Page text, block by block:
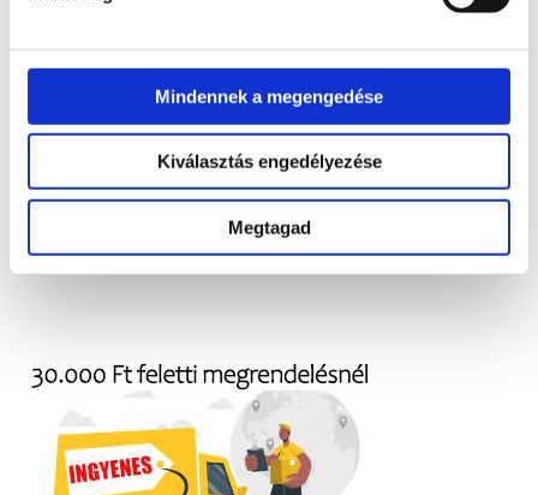
Mindennek a megengedése
Kiválasztás engedélyezése
Megtagad
Penco Energy Gel Long
Ártartomány:
800 Ft
BCAA Liquid 1 liter